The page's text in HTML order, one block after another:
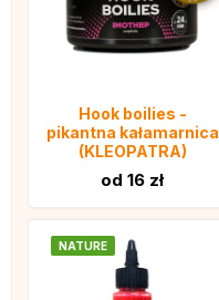
Hook boilies -
pikantna kałamarnica
(KLEOPATRA)
od 16 zł
NATURE